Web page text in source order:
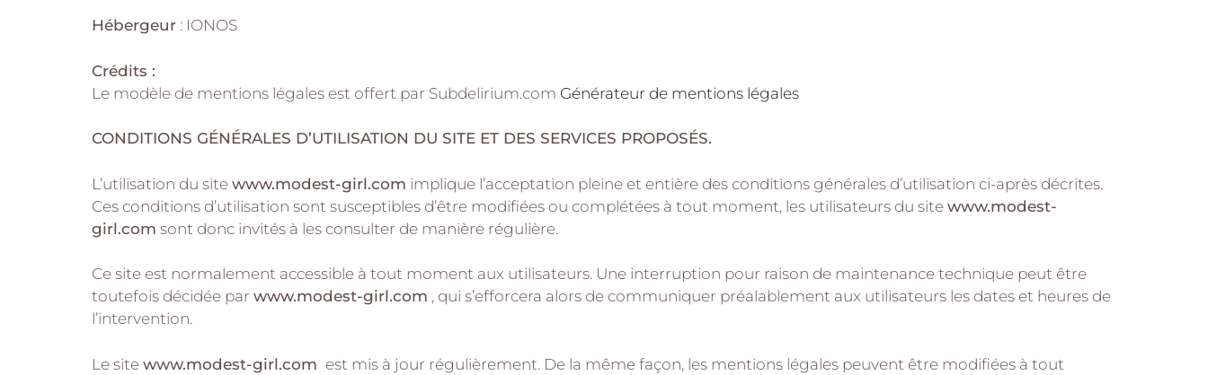
Hébergeur : IONOS
Crédits :
Le modèle de mentions légales est offert par Subdelirium.com Générateur de mentions légales
CONDITIONS GÉNÉRALES D’UTILISATION DU SITE ET DES SERVICES PROPOSÉS.
L’utilisation du site www.modest-girl.com implique l’acceptation pleine et entière des conditions générales d’utilisation ci-après décrites.
Ces conditions d’utilisation sont susceptibles d’être modifiées ou complétées à tout moment, les utilisateurs du site www.modest-
girl.com sont donc invités à les consulter de manière régulière.
Ce site est normalement accessible à tout moment aux utilisateurs. Une interruption pour raison de maintenance technique peut être
toutefois décidée par www.modest-girl.com , qui s’efforcera alors de communiquer préalablement aux utilisateurs les dates et heures de
l’intervention.
Le site www.modest-girl.com est mis à jour régulièrement. De la même façon, les mentions légales peuvent être modifiées à tout